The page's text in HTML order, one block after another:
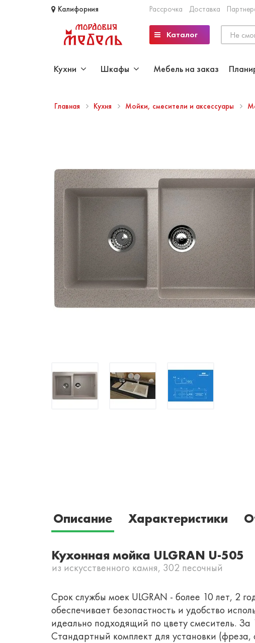
Калифорния Рассрочка Доставка
Каталог
Кухни Шкафы Мебель на заказ
Главная Кухня Мойки, смесители и аксессуары
Описание Характеристики
Кухонная мойка ULGRAN U-505
из искусственного камня, 302 песочный
Срок службы моек ULGRAN - более 10 лет, 2
обеспечивает безопастность и удобство
идеально подходящий по цвету смеситель. За
Стандартный комплект для установки (фреза,